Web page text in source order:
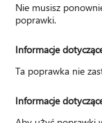
Nie musisz
poprawki.
Informacje
Ta poprawka nie
Informacje